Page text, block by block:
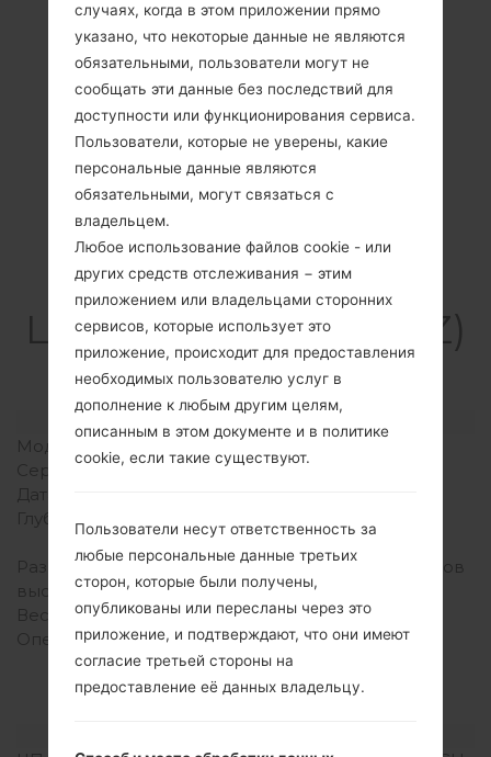
Спецификация
LGUS992Z(LGUS992Z)
akaLG G5
Модель
Серия
LG G5
Дата выпуска
Глубина
Размеры (ширина /
высота)
149.4 x 73.9 миллиметров
(5.88 x 2.91 дюйма)
Вес
159 грамм (5.61 унции)
Операционная система
Android 6.0.1
(Marshmallow),
обновляется до 7.0
случаях, когда в этом приложении прямо
указано, что некоторые данные не являются
обязательными, пользователи могут не
сообщать эти данные без последствий для
доступности или функционирования сервиса.
Пользователи, которые не уверены, какие
персональные данные являются
обязательными, могут связаться с
владельцем.
Любое использование файлов cookie - или
других средств отслеживания − этим
приложением или владельцами сторонних
сервисов, которые использует это
приложение, происходит для предоставления
необходимых пользователю услуг в
дополнение к любым другим целям,
описанным в этом документе и в политике
cookie, если такие существуют.
Пользователи несут ответственность за
любые персональные данные третьих
сторон, которые были получены,
опубликованы или пересланы через это
приложение, и подтверждают, что они имеют
согласие третьей стороны на
предоставление её данных владельцу.